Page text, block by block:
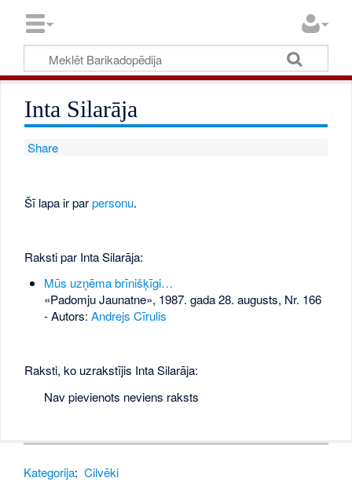
Inta Silarāja
Share
Šī lapa ir parpersonu.
Raksti par Inta Silarāja:
Mūs uzņēma brīnišķīgi…
«Padomju Jaunatne», 1987. gada 28. augusts, Nr. 166
- Autors: Andrejs Cīrulis
Raksti, ko uzrakstījis Inta Silarāja:
Nav pievienots neviens raksts
Kategorija: Cilvēki